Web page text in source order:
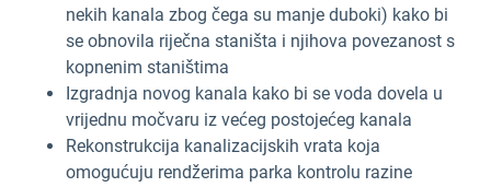
nekih kanala zbog čega su manje duboki) kako bi
se obnovila riječna staništa i njihova povezanost s
kopnenim staništima
Izgradnja novog kanala kako bi se voda dovela u
vrijednu močvaru iz većeg postojećeg kanala
Rekonstrukcija kanalizacijskih vrata koja
omogućuju rendžerima parka kontrolu razine